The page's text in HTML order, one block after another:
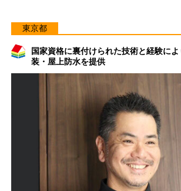
東京都
国家資格に裏付けられた技術と経験に
装・屋上防水を提供